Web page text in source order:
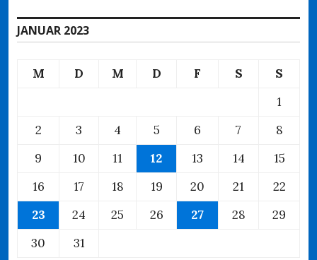
JANUAR 2023
M D M D F S
S
1
2
3 4 5 6 7
8
9
10 11 12 13 14
15
16
17 18 19 20 21
22
23
24 25 26 27 28
29
30
31